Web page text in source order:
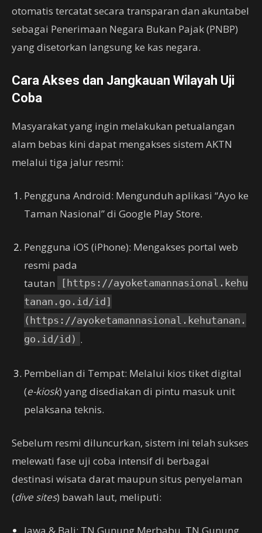
otomatis tercatat secara transparan dan akuntabel
sebagai Penerimaan Negara Bukan Pajak (PNBP)
yang disetorkan langsung ke kas negara.
Cara Akses dan Jangkauan Wilayah Uji
Coba
Masyarakat yang ingin melakukan petualangan
alam bebas kini dapat mengakses sistem AKTN
melalui tiga jalur resmi:
Pengguna Android: Mengunduh aplikasi “Ayo ke
Taman Nasional” di Google Play Store.
Pengguna iOS (iPhone): Mengakses portal web
resmi pada
tautan
[https://ayoketamannasional.kehu
tanan.go.id/id]
(https://ayoketamannasional.kehutanan.
go.id/id) .
Pembelian di Tempat: Melalui kios tiket digital
(e-kiosk) yang disediakan di pintu masuk unit
pelaksana teknis.
Sebelum resmi diluncurkan, sistem ini telah sukses
melewati fase uji coba intensif di berbagai
destinasi wisata darat maupun situs penyelaman
(dive sites) bawah laut, meliputi: